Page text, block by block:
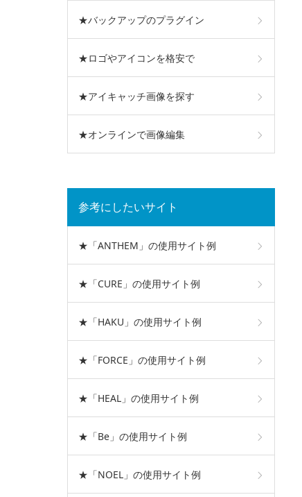
★バックアップのプラグイン
★ロゴやアイコンを格安で
★アイキャッチ画像を探す
★オンラインで画像編集
参考にしたいサイト
★「ANTHEM」の使用サイト例
★「CURE」の使用サイト例
★「HAKU」の使用サイト例
★「FORCE」の使用サイト例
★「HEAL」の使用サイト例
★「Be」の使用サイト例
★「NOEL」の使用サイト例